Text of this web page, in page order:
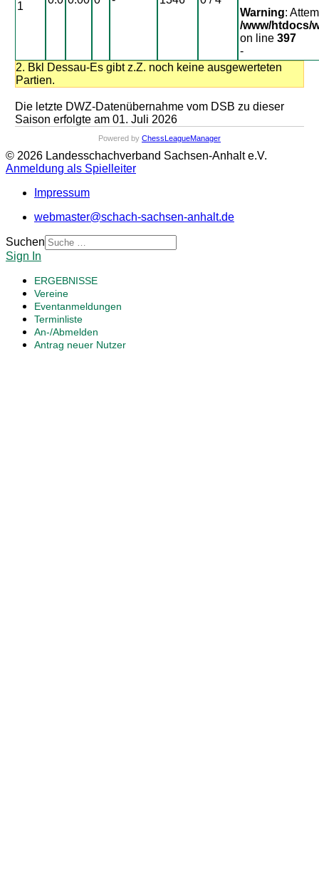
1
Warning:
/www/htdocs/
on line 397
-
2. Bkl Dessau-Es gibt z.Z. noch keine ausgewerteten
Partien.
Die letzte DWZ-Datenübernahme vom DSB zu dieser
Saison erfolgte am 01. Juli 2026
Powered by ChessLeagueManager
© 2026 Landesschachverband Sachsen-Anhalt e.V.
Anmeldung als Spielleiter
Impressum
webmaster@schach-sachsen-anhalt.de
Suchen
Sign In
ERGEBNISSE
Vereine
Eventanmeldungen
Terminliste
An-/Abmelden
Antrag neuer Nutzer